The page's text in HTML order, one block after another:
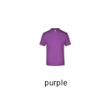
purple